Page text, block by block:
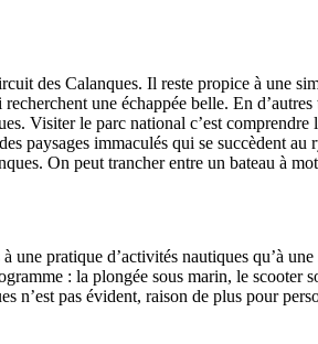
des Calanques. Il reste propice à une
une échappée belle. En
Visiter le parc national c’est
paysages immaculés qui se succèdent
On peut trancher entre un bateau à
pratique d’activités nautiques qu’à
: la plongée sous marin, le scooter
pas évident, raison de plus pour